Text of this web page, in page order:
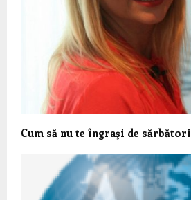
Cum să nu te îngraşi de sărbători